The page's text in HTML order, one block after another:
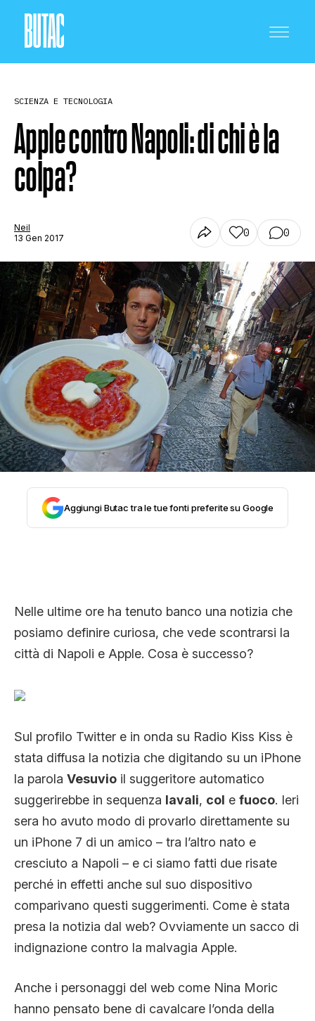
CRONACA E POLITICA
SCIENZA E TECNOLOGIA
SALUTE E MEDICINA
STORIA E CITAZIONI
INTRATTENIMENTO
COMPLOTTI, LEGGENDE URBANE ED
EVERGREEN
CLIMA ED ENERGIA
CONTATTI
CHI SIAMO
SCIENZA E TECNOLOGIA
Apple contro Napoli: di chi è la
colpa?
Neil
13 Gen 2017
0 0
Aggiungi Butac tra le tue fonti preferite su Google
Nelle ultime ore ha tenuto banco una notizia che
posiamo definire curiosa, che vede scontrarsi la
città di Napoli e Apple. Cosa è successo?
Sul profilo Twitter e in onda su Radio Kiss Kiss è
stata diffusa la notizia che digitando su un iPhone
la parola Vesuvio il suggeritore automatico
suggerirebbe in sequenza lavali, col e fuoco. Ieri
sera ho avuto modo di provarlo direttamente su
un iPhone 7 di un amico – tra l’altro nato e
cresciuto a Napoli – e ci siamo fatti due risate
perché in effetti anche sul suo dispositivo
comparivano questi suggerimenti. Come è stata
presa la notizia dal web? Ovviamente un sacco di
indignazione contro la malvagia Apple.
Anche i personaggi del web come Nina Moric
hanno pensato bene di cavalcare l’onda della